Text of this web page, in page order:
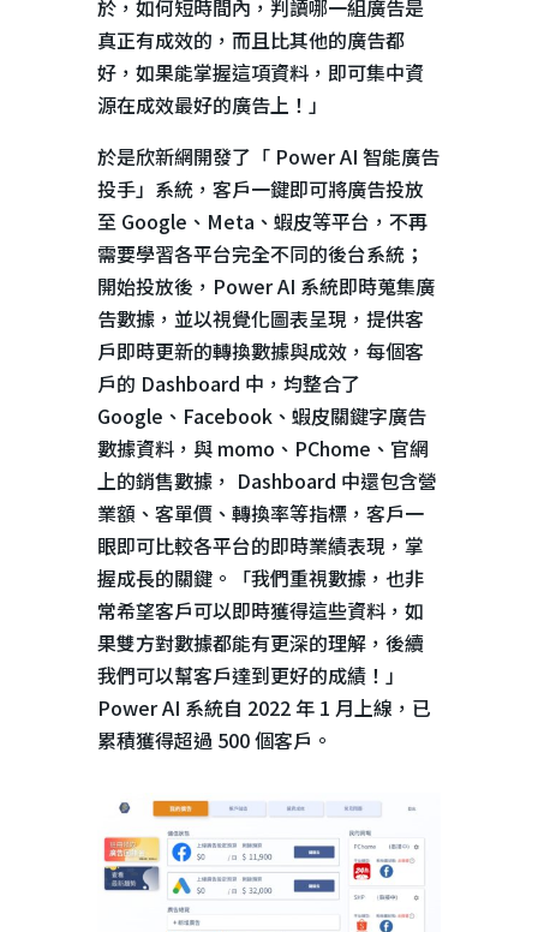
於，如何短時間內，判讀哪一組廣告是
真正有成效的，而且比其他的廣告都
好，如果能掌握這項資料，即可集中資
源在成效最好的廣告上！」
於是欣新網開發了「Power AI 智能廣告
投手」系統，客戶一鍵即可將廣告投放
至Google 、 Meta 、蝦皮等平台，不再
需要學習各平台完全不同的後台系統；
開始投放後， Power AI 系統即時蒐集廣
告數據，並以視覺化圖表呈現，提供客
戶即時更新的轉換數據與成效，每個客
戶的 Dashboard 中，均整合了
Google 、 Facebook、蝦皮關鍵字廣告
數據資料，與momo 、 PChome 、官網
上的銷售數據， Dashboard 中還包含營
業額、客單價、轉換率等指標，客戶一
眼即可比較各平台的即時業績表現，掌
握成長的關鍵。「我們重視數據，也非
常希望客戶可以即時獲得這些資料，如
果雙方對數據都能有更深的理解，後續
我們可以幫客戶達到更好的成績！」
Power AI 系統自 2022 年1 月上線，已
累積獲得超過500個客戶。